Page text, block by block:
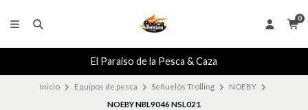
0
El Paraiso de la Pesca & Caza
Inicio Equipos de pesca Señuelos Trolling
NOEBY
NOEBY NBL9046 NSL021